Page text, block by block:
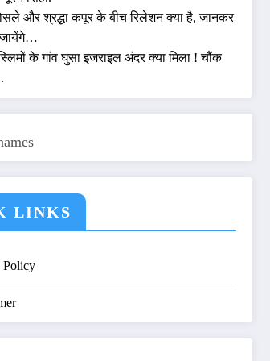
और श्रद्धा कपूर के बीच रिलेशन क्या है, जानकर
के गांव घुसा इजराइल अंदर क्या मिला ! चौंक
LINKS
Policy